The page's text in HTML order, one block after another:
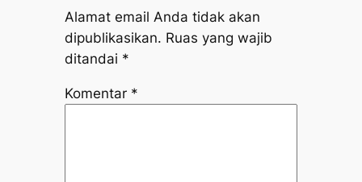
Alamat email Anda tidak akan
dipublikasikan. Ruas yang wajib
ditandai *
Komentar *